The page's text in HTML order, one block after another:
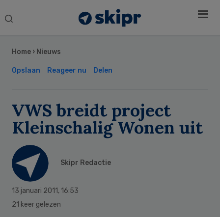
Search
Home › Nieuws
Opslaan Reageer nu Delen
VWS breidt project
Kleinschalig Wonen uit
Skipr Redactie
13 januari 2011, 16:53
21 keer gelezen
Sidebar